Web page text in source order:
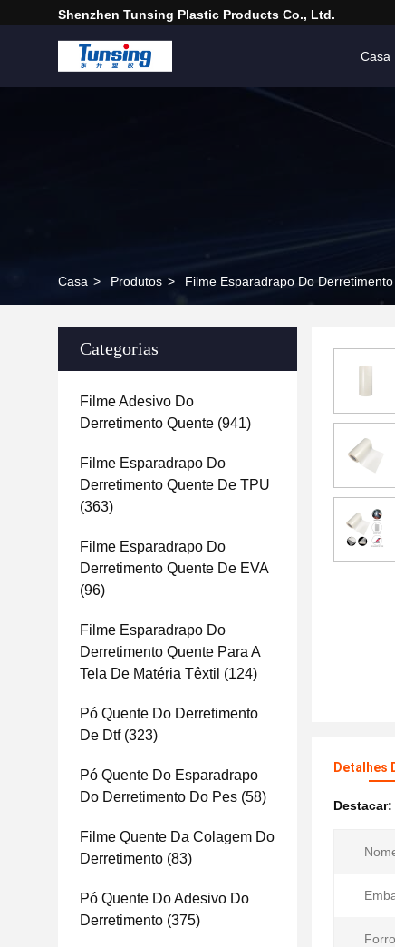
Shenzhen Tunsing Plastic Products Co., Ltd.
Casa
Casa > Produtos > Filme Esparadrapo Do
Categorias
Filme Adesivo Do
Derretimento Quente (941)
Filme Esparadrapo Do
Derretimento Quente De TPU
(363)
Filme Esparadrapo Do
Derretimento Quente De EVA
(96)
Filme Esparadrapo Do
Derretimento Quente Para A
Tela De Matéria Têxtil (124)
Pó Quente Do Derretimento
De Dtf(323)
Pó Quente Do Esparadrapo
Do Derretimento Do Pes (58)
Filme Quente Da Colagem Do
Derretimento (83)
Pó Quente Do Adesivo Do
Derretimento (375)
Detalhes
Destacar: